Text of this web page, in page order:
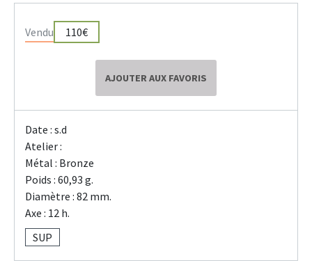
Vendu 110€
AJOUTER AUX FAVORIS
Date : s.d
Atelier :
Métal : Bronze
Poids : 60,93 g.
Diamètre : 82 mm.
Axe : 12 h.
SUP